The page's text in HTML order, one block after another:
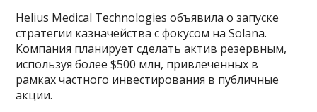
Helius Medical Technologies объявила о запуске
стратегии казначейства с фокусом на Solana.
Компания планирует сделать актив резервным,
используя более $500 млн, привлеченных в
рамках частного инвестирования в публичные
акции.